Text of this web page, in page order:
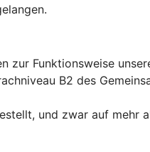
Funktionsweise
B2 des
und zwar auf mehr